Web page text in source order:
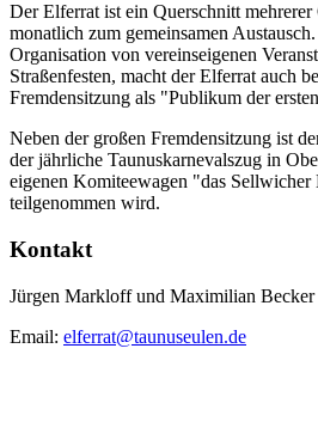
Der Elferrat ist ein Querschnitt
monatlich zum gemeinsamen
Organisation von vereinseigenen
Straßenfesten, macht der Elferrat auch
Fremdensitzung als "Publikum der
Neben der großen Fremdensitzung ist
der jährliche Taunuskarnevalszug in
eigenen Komiteewagen "das Sellwicher
teilgenommen wird.
Kontakt
Jürgen Markloff und Maximilian
Email: elferrat@taunuseulen.de